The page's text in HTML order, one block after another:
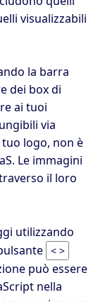
visualizzabili
la barra
dei box di
ai tuoi
via
logo, non è
Le immagini
il loro
utilizzando
< >
può essere
nella